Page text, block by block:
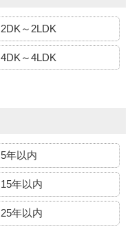
2DK～2LDK
4DK～4LDK
5年以内
15年以内
25年以内